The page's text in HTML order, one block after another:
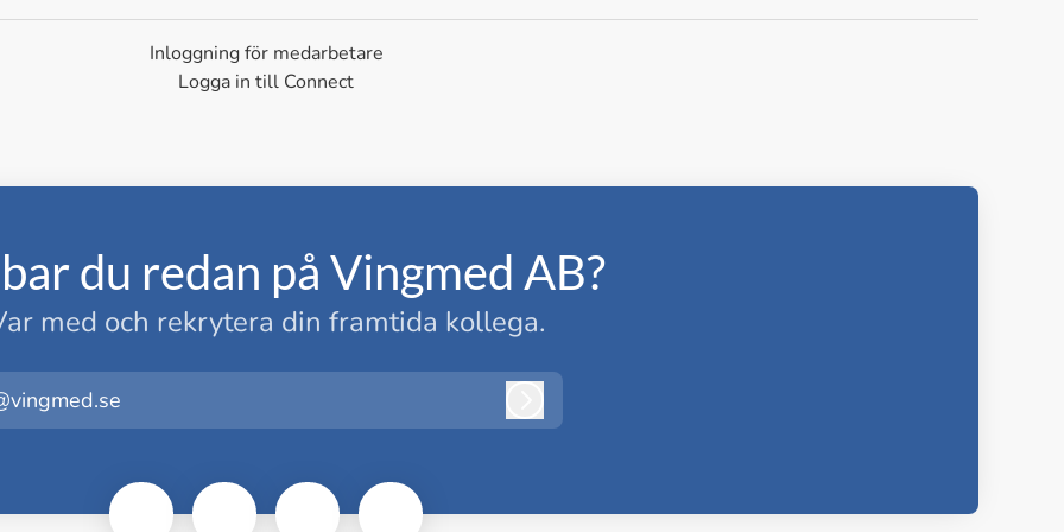
Inloggning för medarbetare
Logga in till Connect
du redan på Vingmed AB?
med och rekrytera din framtida kollega.